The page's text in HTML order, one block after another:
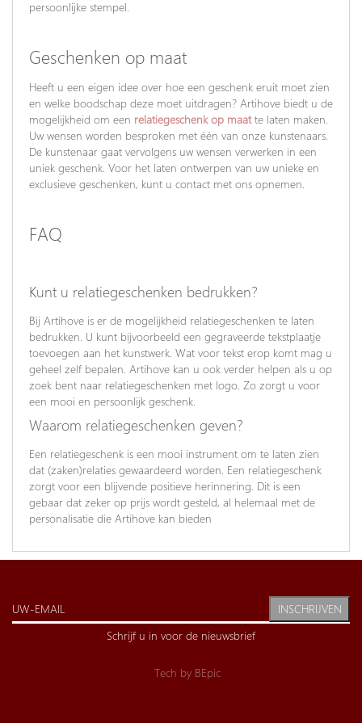
persoonlijke stempel.
Geschenken op maat
Heeft u een eigen idee over hoe een geschenk eruit moet zien
en welke boodschap deze moet uitdragen? Artihove biedt u de
mogelijkheid om een relatiegeschenk op maatte laten maken.
Uw wensen worden besproken met één van onze kunstenaars.
De kunstenaar gaat vervolgens uw wensen verwerken in een
uniek geschenk. Voor het laten ontwerpen van uw unieke en
exclusieve geschenken, kunt u contact met ons opnemen.
FAQ
Kunt u relatiegeschenken bedrukken?
Bij Artihove is er de mogelijkheid relatiegeschenken te laten
bedrukken. U kunt bijvoorbeeld een gegraveerde tekstplaatje
toevoegen aan het kunstwerk. Wat voor tekst erop komt mag u
geheel zelf bepalen. Artihove kan u ook verder helpen als u op
zoek bent naar relatiegeschenken met logo. Zo zorgt u voor
een mooi en persoonlijk geschenk.
Waarom relatiegeschenken geven?
Een relatiegeschenk is een mooi instrument om te laten zien
dat (zaken)relaties gewaardeerd worden. Een relatiegeschenk
zorgt voor een blijvende positieve herinnering. Dit is een
gebaar dat zeker op prijs wordt gesteld, al helemaal met de
personalisatie die Artihove kan bieden
INSCHRIJVEN
Schrijf u in voor de nieuwsbrief
Tech by BEpic